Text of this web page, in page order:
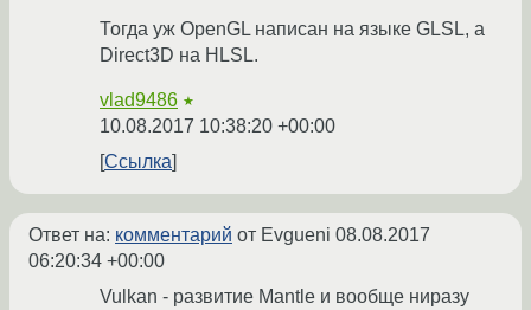
Тогда уж OpenGL написан на языке GLSL, а
Direct3D на HLSL.
vlad9486 ★
10.08.2017 10:38:20 +00:00
Ссылка
Ответ на: комментарий от Evgueni 08.08.2017
06:20:34 +00:00
Vulkan - развитие Mantle и вообще ниразу